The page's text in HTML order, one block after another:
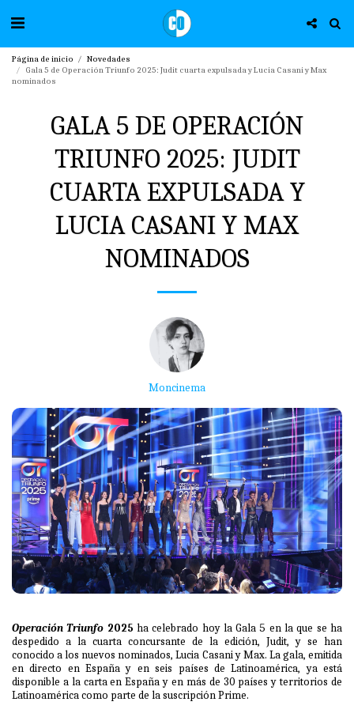
Página de inicio
Novedades
Gala 5 de Operación Triunfo 2025: Judit cuarta expulsada y Lucia Casani y Max
nominados
GALA 5 DE OPERACIÓN
TRIUNFO 2025: JUDIT
CUARTA EXPULSADA Y
LUCIA CASANI Y MAX
NOMINADOS
Moncinema
Operación Triunfo 2025 ha celebrado hoy la Gala 5 en la que se ha
despedido a la cuarta concursante de la edición, Judit, y se han
conocido a los nuevos nominados, Lucia Casani y Max. La gala, emitida
en directo en España y en seis países de Latinoamérica, ya está
disponible a la carta en España y en más de 30 países y territorios de
Latinoamérica como parte de la suscripción Prime.